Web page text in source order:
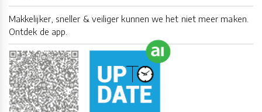
Makkelijker, sneller & veiliger kunnen we het niet meer maken.
Ontdek de app.